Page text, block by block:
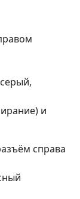
и
справа